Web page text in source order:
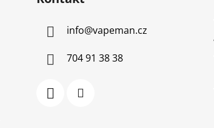
info@vapeman.cz
704 91 38 38